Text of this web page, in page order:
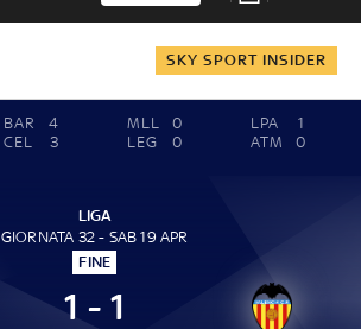
SKY SPORT INSIDER
BAR
4
CEL
3
MLL
0
LEG
0
LPA
1
ATM
0
LIGA
GIORNATA 32 - SAB 19 APR
FINE
1 - 1